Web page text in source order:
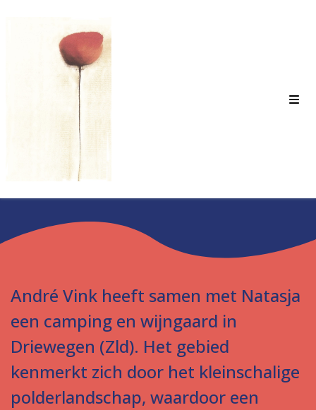
André Vink heeft samen met Natasja
een camping en wijngaard in
Driewegen (Zld). Het gebied
kenmerkt zich door het kleinschalige
polderlandschap, waardoor een